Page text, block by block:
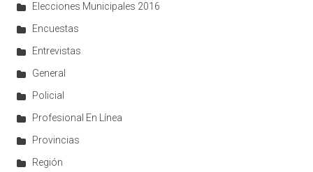
Elecciones Municipales 2016
Encuestas
Entrevistas
General
Policial
Profesional En Línea
Provincias
Región